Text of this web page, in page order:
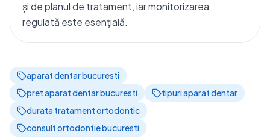
și de planul de tratament, iar monitorizarea
regulată este esențială.
aparat dentar bucuresti
pret aparat dentar bucuresti
tipuri aparat dentar
durata tratament ortodontic
consult ortodontie bucuresti